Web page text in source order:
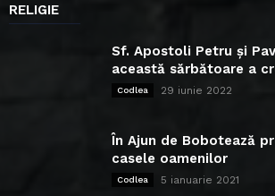
RELIGIE
Sf. Apostoli Petru și
această sărbătoare a
Codlea 29 iunie 2022
În Ajun de Bobotează
casele oamenilor
Codlea 5 ianuarie 2021